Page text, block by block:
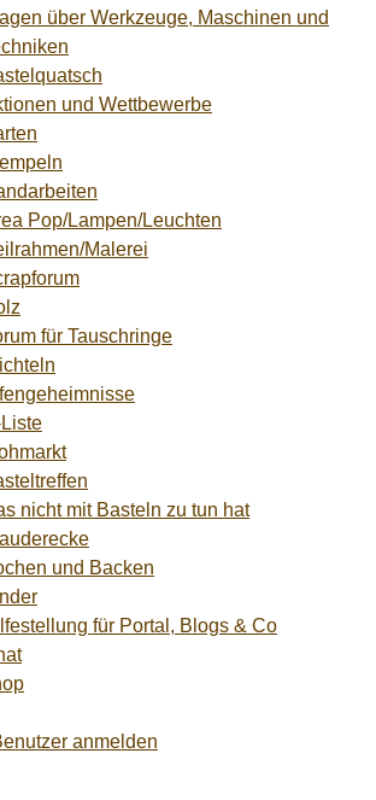
über Werkzeuge, Maschinen und
und Wettbewerbe
Pop/Lampen/Leuchten
Malerei
für Tauschringe
nicht mit Basteln zu tun hat
und Backen
für Portal, Blogs & Co
anmelden